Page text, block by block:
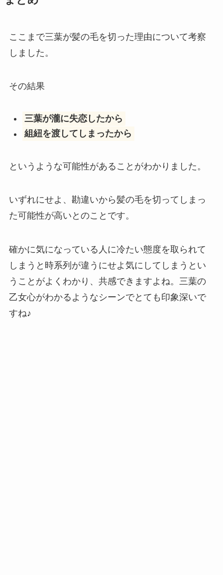
ここまで三葉が髪の毛を切った理由について考察
しました。
その結果
三葉が瀧に失恋したから
組紐を渡してしまったから
というような可能性があることがわかりました。
いずれにせよ、勘違いから髪の毛を切ってしまっ
た可能性が高いとのことです。
確かに気になっている人に冷たい態度を取られて
しまうと時系列が違うにせよ気にしてしまうとい
うことがよくわかり、共感できますよね。三葉の
乙女心がわかるようなシーンでとても印象深いで
すね♪